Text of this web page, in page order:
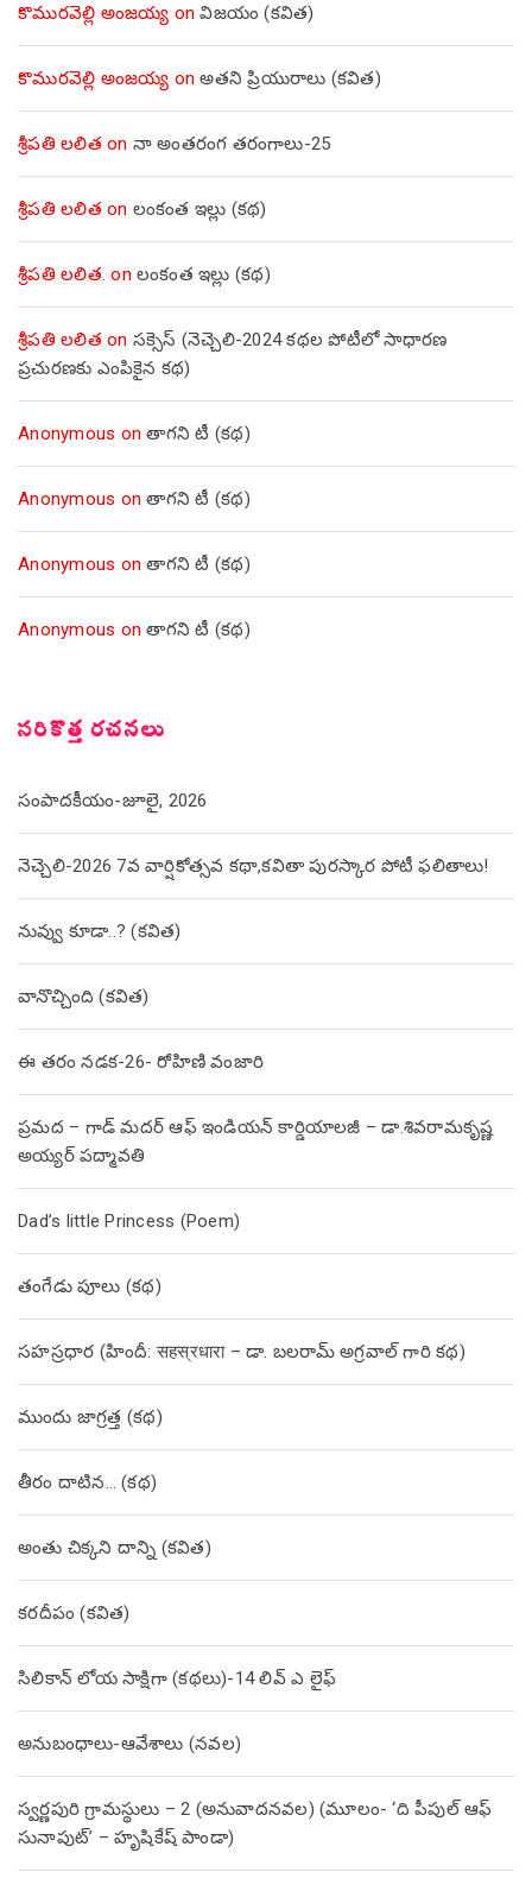
కొమురవెల్లి అంజయ్య onవిజయం (కవిత)
కొమురవెల్లి అంజయ్య onఅతని ప్రియురాలు (కవిత)
శ్రీపతి లలిత on నా అంతరంగ తరంగాలు-25
శ్రీపతి లలిత on లంకంత ఇల్లు (కథ)
శ్రీపతి లలిత. on లంకంత ఇల్లు (కథ)
శ్రీపతి లలిత on సక్సెస్ (నెచ్చెలి-2024 కథల పోటీలో సాధారణ
ప్రచురణకు ఎంపికైన కథ)
Anonymous onతాగని టీ (కథ)
Anonymous onతాగని టీ (కథ)
Anonymous onతాగని టీ (కథ)
Anonymous onతాగని టీ (కథ)
సరికొత్త రచనలు
సంపాదకీయం-జూలై, 2026
నెచ్చెలి-2026 7వ వార్షికోత్సవ కథా,కవితా పురస్కార పోటీ ఫలితాలు!
నువ్వు కూడా..? (కవిత)
వానొచ్చింది (కవిత)
ఈ తరం నడక-26- రోహిణి వంజారి
ప్రమద – గాడ్ మదర్ ఆఫ్ ఇండియన్ కార్డియాలజీ – డా.శివరామకృష్ణ
అయ్యర్ పద్మావతి
Dad’s little Princess (Poem)
తంగేడు పూలు (క‌థ‌)
సహస్రధార (హిందీ: सहस्रधारा – డా. బలరామ్ అగ్రవాల్ గారి కథ)
ముందు జాగ్రత్త (క‌థ‌)
తీరం దాటిన… (క‌థ‌)
అంతు చిక్కని దాన్ని (కవిత)
కరదీపం (కవిత)
సిలికాన్ లోయ సాక్షిగా (కథలు)-14 లివ్ ఎ లైఫ్
అనుబంధాలు-ఆవేశాలు (నవల)
స్వర్ణపురి గ్రామస్థులు – 2 (అనువాదనవల) (మూలం- ‘ది పీపుల్ ఆఫ్
సునాపుట్’ – హృషికేష్ పాండా)